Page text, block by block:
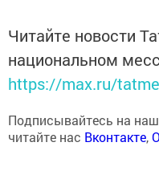
Читайте новости
национальном
https://max.ru/
Подписывайтесь на наш
читайте нас Вконтакте,